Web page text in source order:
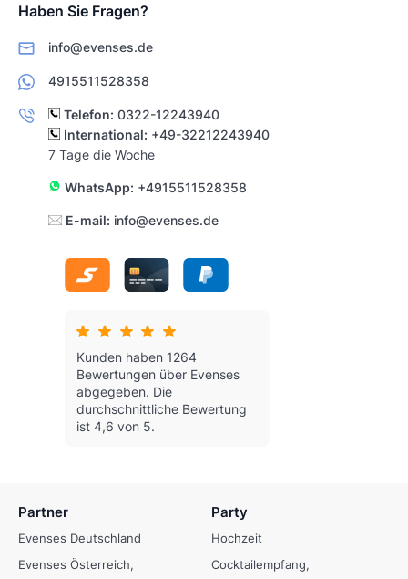
Haben Sie Fragen?
info@evenses.de
4915511528358
Telefon: 0322-12243940
International: +49-32212243940
7 Tage die Woche
WhatsApp: +4915511528358
E-mail: info@evenses.de
Kunden haben 1264
Bewertungen über Evenses
abgegeben. Die
durchschnittliche Bewertung
ist 4,6 von 5.
Partner
Evenses Deutschland
Evenses Österreich
Party
Hochzeit
Cocktailempfang